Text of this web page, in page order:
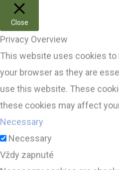
Close
Privacy Overview
This website uses cookies to
your browser as they are
use this website. These
these cookies may affect
Necessary
Necessary
Vždy zapnuté